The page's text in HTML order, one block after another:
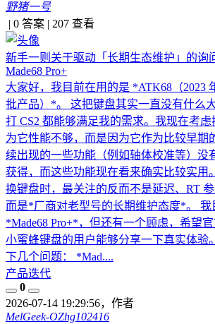
野猪一号
0 答案 207 查看
新手一则关于驱动「长期生态维护」的询
Made68 Pro+
大家好，我目前在用的是 *ATK68（2023
批产品）*。 这把键盘其实一直没有什么
打 CS2 都能够满足我的需求。我现在考虑
为它性能不够，而是因为它作为比较早期
续出现的一些功能（例如轴体校准等）没
获得，而这些功能现在看来确实比较实用
换键盘时，最关注的反而不是延迟、RT 参
而是*厂商对老型号的长期维护态度*。 我
*Made68 Pro+*，但还有一个顾虑，希望
小蜜蜂键盘的用户能够分享一下真实体验
下几个问题： *Mad....
产品迭代
0
2026-07-14 19:29:56，作者
MelGeek-OZhg102416